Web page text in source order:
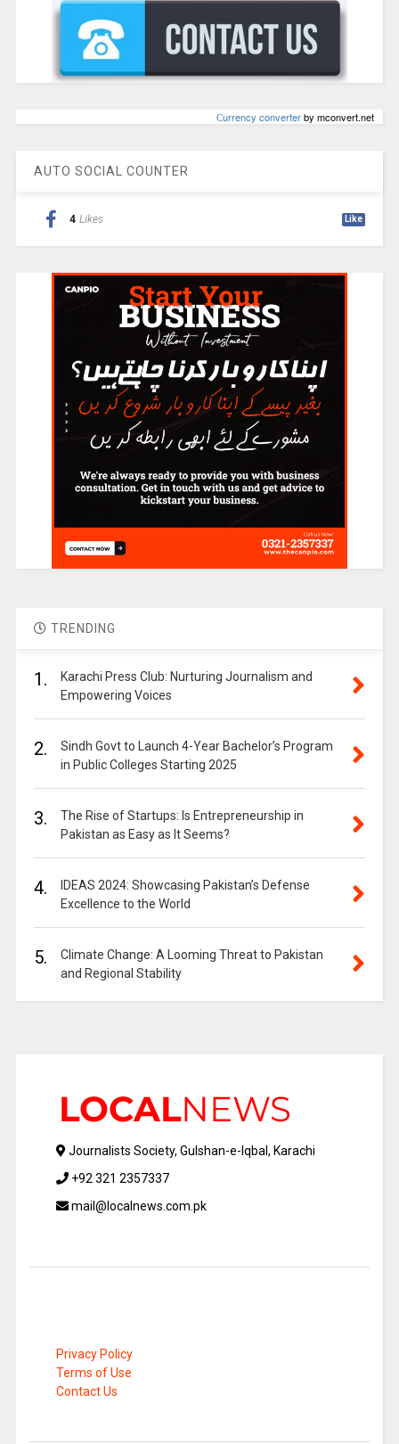
Сurrency converterby mconvert.net
AUTO SOCIAL COUNTER
4 Likes Like
TRENDING
1.
Karachi Press Club: Nurturing Journalism and
Empowering Voices
2.
Sindh Govt to Launch 4-Year Bachelor’s Program
in Public Colleges Starting 2025
3.
The Rise of Startups: Is Entrepreneurship in
Pakistan as Easy as It Seems?
4.
IDEAS 2024: Showcasing Pakistan’s Defense
Excellence to the World
5.
Climate Change: A Looming Threat to Pakistan
and Regional Stability
Journalists Society, Gulshan-e-Iqbal, Karachi
+92 321 2357337
mail@localnews.com.pk
Privacy Policy
Terms of Use
Contact Us